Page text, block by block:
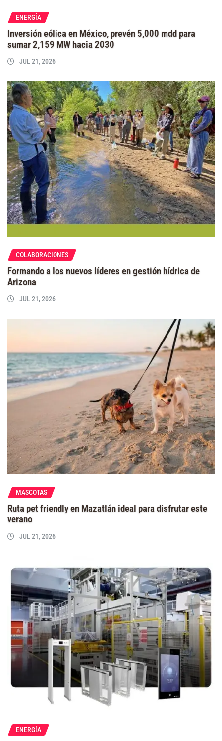
ENERGÍA
Inversión eólica en México, prevén 5,000 mdd para
sumar 2,159 MW hacia 2030
JUL 21, 2026
COLABORACIONES
Formando a los nuevos líderes en gestión hídrica de
Arizona
JUL 21, 2026
MASCOTAS
Ruta pet friendly en Mazatlán ideal para disfrutar este
verano
JUL 21, 2026
ENERGÍA